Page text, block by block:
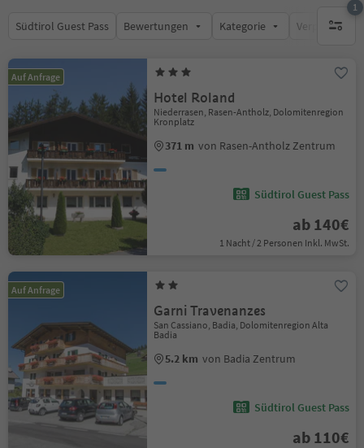
Südtirol Guest Pass Bewertungen Kategorie
1
1
Auf Anfrage
Hotel Roland
Niederrasen, Rasen-Antholz, Dolomitenregion
Kronplatz
371 m von Rasen-Antholz Zentrum
Südtirol Guest Pass
ab 140€
1 Nacht / 2 Personen Inkl. MwSt.
Auf Anfrage
Garni Travenanzes
San Cassiano, Badia, Dolomitenregion Alta
Badia
5.2 km von Badia Zentrum
Südtirol Guest Pass
ab 110€